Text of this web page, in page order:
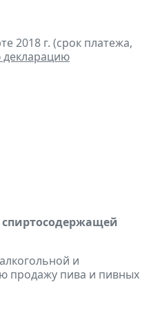
2018 г. (срок платежа,
декларацию
спиртосодержащей
и
продажу пива и пивных